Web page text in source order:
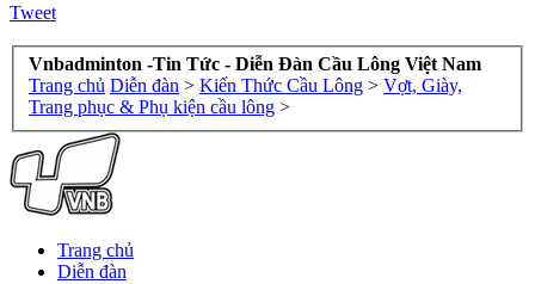
Tweet
Vnbadminton -Tin Tức - Diễn Đàn Cầu Lông Việt Nam
Trang chủ Diễn đàn > Kiến Thức Cầu Lông > Vợt, Giày,
Trang phục & Phụ kiện cầu lông >
Trang chủ
Diễn đàn